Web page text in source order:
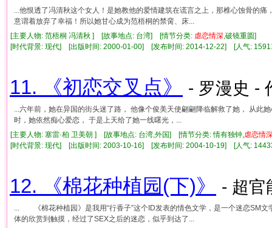
...他恨透了冯清秋这个女人！是她教他的爱情建筑在谎言之上，那椎心蚀骨
意谓着放弃了幸福！所以她甘心成为范梧桐的禁脔、床...
[主要人物: 范梧桐 冯清秋 ] [故事地点: 台湾] [情节分类: 虐恋情深 ,破镜重圆]
[时代背景: 现代] [出版时间: 2000-01-00] [发布时间: 2014-12-22] [人气:
11. 《初恋交叉点》 - 罗漫史 -
...六年前，她在异国的街头迷了路， 他像个俊美天使翩翩降临解救了她， 从此
时，她依然痴心爱恋， 于是上天给了她一线曙光，...
[主要人物: 塞雷·柏 卫美朝 ] [故事地点: 台湾,外国] [情节分类: 情有独钟, 虐恋情
[时代背景: 现代] [出版时间: 2003-10-16] [发布时间: 2004-10-19] [人气:
12. 《棉花种植园(下)》 - 超
... 《棉花种植园》是我用“行香子”这个ID发表的情色文学，是一个迷恋SM
体的欣赏到触摸，经过了SEX之后的迷恋，似乎到达了...